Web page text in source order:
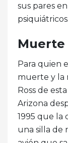
sus pares
Muerte
Para quien
muerte y la
Ross de
Arizona
1995 que la
una silla de